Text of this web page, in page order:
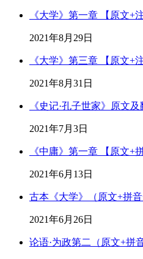
《大学》第一章 【原文+
2021年8月29日
《大学》第三章 【原文+
2021年8月31日
《史记·孔子世家》原文
2021年7月3日
《中庸》第一章 【原文+
2021年6月13日
古本《大学》（原文+拼音
2021年6月26日
论语·为政第二（原文+拼